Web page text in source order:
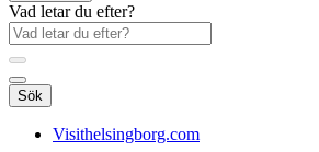
Vad letar du efter?
Sök
Visithelsingborg.com